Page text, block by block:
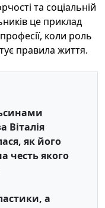
та соціальній
це приклад
коли роль
правила життя.
Віталія
як його
честь якого
а